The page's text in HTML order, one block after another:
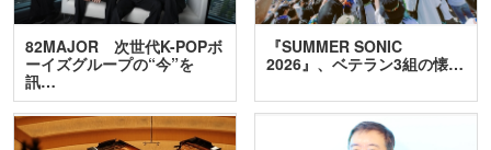
82MAJOR 次世代K-POPボ
ーイズグループの“今”を
訊…
『SUMMER SONIC
2026』、ベテラン3組の懐…